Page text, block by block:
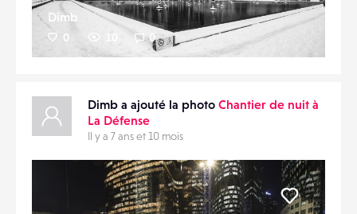
Dimb
0 0
Dimb a ajouté la photo Chantier de nuit à
La Défense
Il y a 7 ans et 10 mois
Liker